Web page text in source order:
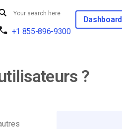
+1 855-896-9300
Dashboard
?